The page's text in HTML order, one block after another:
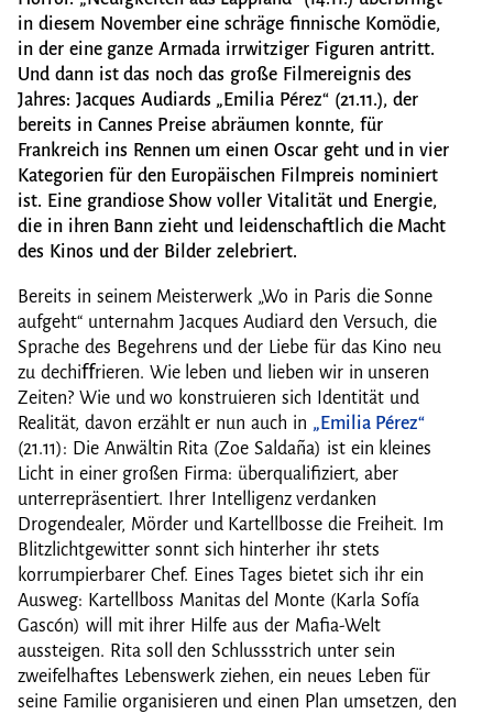
in diesem November eine schräge finnische Komödie,
in der eine ganze Armada irrwitziger Figuren antritt.
Und dann ist das noch das große Filmereignis des
Jahres: Jacques Audiards „Emilia Pérez“ (21.11.), der
bereits in Cannes Preise abräumen konnte, für
Frankreich ins Rennen um einen Oscar geht und in vier
Kategorien für den Europäischen Filmpreis nominiert
ist. Eine grandiose Show voller Vitalität und Energie,
die in ihren Bann zieht und leidenschaftlich die Macht
des Kinos und der Bilder zelebriert.
Bereits in seinem Meisterwerk „Wo in Paris die Sonne
aufgeht“ unternahm Jacques Audiard den Versuch, die
Sprache des Begehrens und der Liebe für das Kino neu
zu dechiﬀrieren. Wie leben und lieben wir in unseren
Zeiten? Wie und wo konstruieren sich Identität und
Realität, davon erzählt er nun auch in „Emilia Pérez“
(21.11): Die Anwältin Rita (Zoe Saldaña) ist ein kleines
Licht in einer großen Firma: überqualifiziert, aber
unterrepräsentiert. Ihrer Intelligenz verdanken
Drogendealer, Mörder und Kartellbosse die Freiheit. Im
Blitzlichtgewitter sonnt sich hinterher ihr stets
korrumpierbarer Chef. Eines Tages bietet sich ihr ein
Ausweg: Kartellboss Manitas del Monte (Karla Sofía
Gascón) will mit ihrer Hilfe aus der Mafia-Welt
aussteigen. Rita soll den Schlussstrich unter sein
zweifelhaftes Lebenswerk ziehen, ein neues Leben für
seine Familie organisieren und einen Plan umsetzen, den